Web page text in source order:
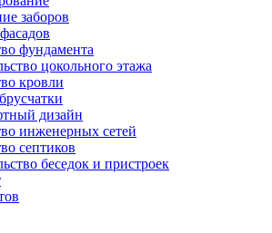
заборов
фундамента
цокольного этажа
кровли
дизайн
инженерных сетей
септиков
беседок и пристроек